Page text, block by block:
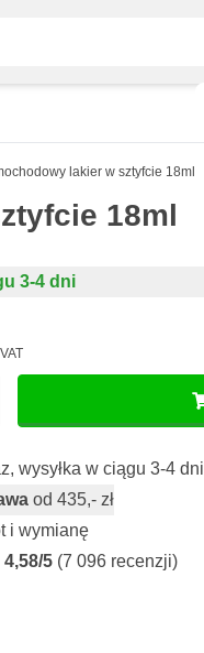
lakier w sztyfcie 18ml
18ml
3-4 dni
wysyłka w ciągu 3-4 dni
od 435,- zł
i wymianę
4,58/5 (7 096 recenzji)